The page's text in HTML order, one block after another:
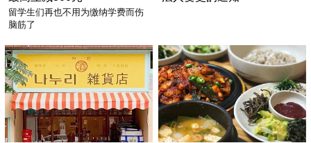
留学生们再也不用为缴纳学费而伤
脑筋了